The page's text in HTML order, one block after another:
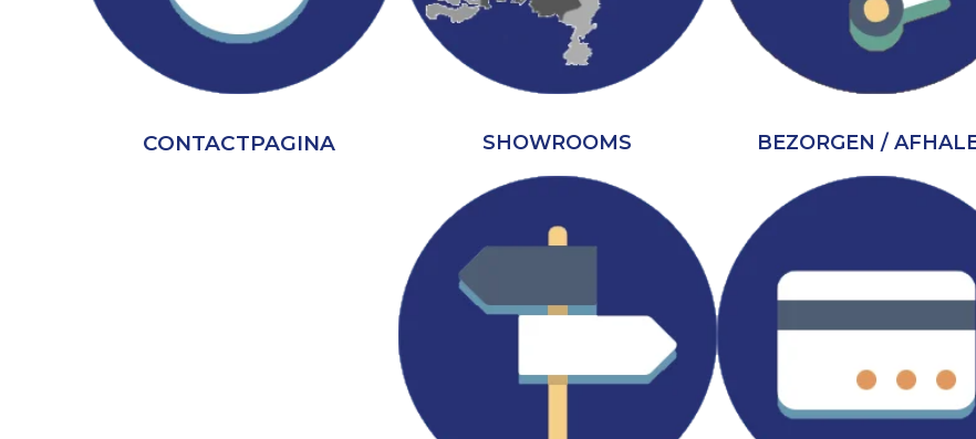
CONTACTPAGINA SHOWROOMS BEZORGEN /